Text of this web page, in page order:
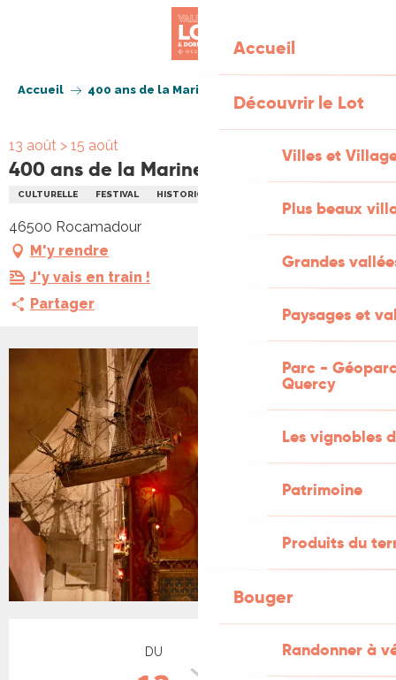
Accueil
Découvrir le Lot
Villes et
Plus beaux
Grandes
Paysages et
Parc -
Quercy
Les vignobles
Patrimoine
Produits du
Bouger
Randonner à
Accueil 400 ans de la Marine Nationale
13 août > 15 août
400 ans de la Marine Nationale
CULTURELLE FESTIVAL HISTORIQUE
46500 Rocamadour
M'y rendre
J'y vais en train !
Partager
Ouverture et coordonnées
DU